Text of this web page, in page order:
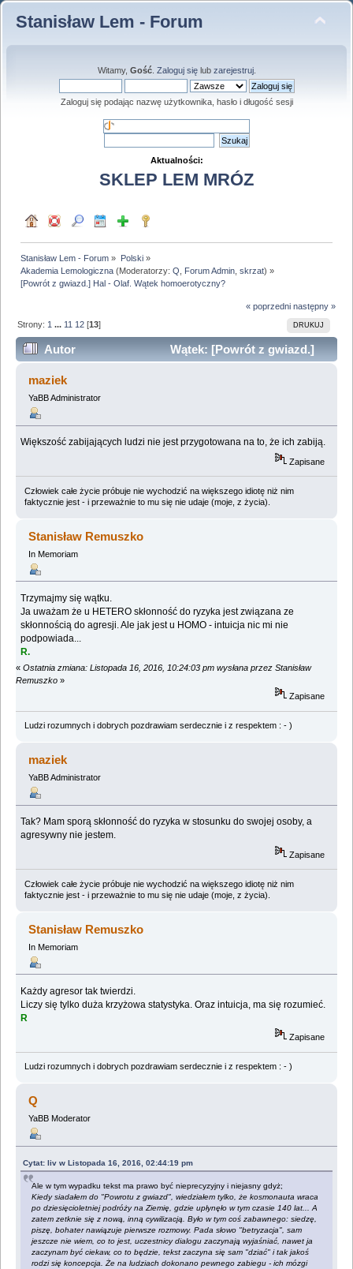
Stanisław Lem - Forum
Witamy, Gość. Zaloguj sięlub zarejestruj.
Zaloguj się podając nazwę użytkownika, hasło i długość sesji
Aktualności:
SKLEP LEM MRÓZ
Stanisław Lem - Forum » Polski»
Akademia Lemologiczna (Moderatorzy:Q Forum Admin ,skrzat) »
[Powrót z gwiazd.] Hal - Olaf. Wątek homoerotyczny?
« poprzedni następny »
DRUKUJ
Strony: 1 ... 11 12 [13]
Autor
Wątek: [Powrót z gwiazd.]
Hal - Olaf. Wątek homoerotyczny? (Przeczytany
1053287 razy)
maziek
YaBB Administrator
Większość zabijających ludzi nie jest przygotowana na to, że ich zabiją.
Zapisane
Człowiek całe życie próbuje nie wychodzić na większego idiotę niż nim
faktycznie jest - i przeważnie to mu się nie udaje (moje, z życia).
Stanisław Remuszko
In Memoriam
Trzymajmy się wątku.
Ja uważam że u HETERO skłonność do ryzyka jest związana ze
skłonnością do agresji. Ale jak jest u HOMO - intuicja nic mi nie
podpowiada...
R.
« Ostatnia zmiana: Listopada 16, 2016, 10:24:03 pm wysłana przez Stanisław
Remuszko »
Zapisane
Ludzi rozumnych i dobrych pozdrawiam serdecznie i z respektem : - )
maziek
YaBB Administrator
Tak? Mam sporą skłonność do ryzyka w stosunku do swojej osoby, a
agresywny nie jestem.
Zapisane
Człowiek całe życie próbuje nie wychodzić na większego idiotę niż nim
faktycznie jest - i przeważnie to mu się nie udaje (moje, z życia).
Stanisław Remuszko
In Memoriam
Każdy agresor tak twierdzi.
Liczy się tylko duża krzyżowa statystyka. Oraz intuicja, ma się rozumieć.
R
Zapisane
Ludzi rozumnych i dobrych pozdrawiam serdecznie i z respektem : - )
Q
YaBB Moderator
Cytat: liv w Listopada 16, 2016, 02:44:19 pm
Ale w tym wypadku tekst ma prawo być nieprecyzyjny i niejasny gdyż;
Kiedy siadałem do "Powrotu z gwiazd", wiedziałem tylko, że kosmonauta wraca
po dziesięcioletniej podróży na Ziemię, gdzie upłynęło w tym czasie 140 lat... A
zatem zetknie się z nową, inną cywilizacją. Było w tym coś zabawnego: siedzę,
piszę, bohater nawiązuje pierwsze rozmowy. Pada słowo "betryzacja", sam
jeszcze nie wiem, co to jest, uczestnicy dialogu zaczynają wyjaśniać, nawet ja
zaczynam być ciekaw, co to będzie, tekst zaczyna się sam "dziać" i tak jakoś
rodzi się koncepcja. Że na ludziach dokonano pewnego zabiegu - ich mózgi